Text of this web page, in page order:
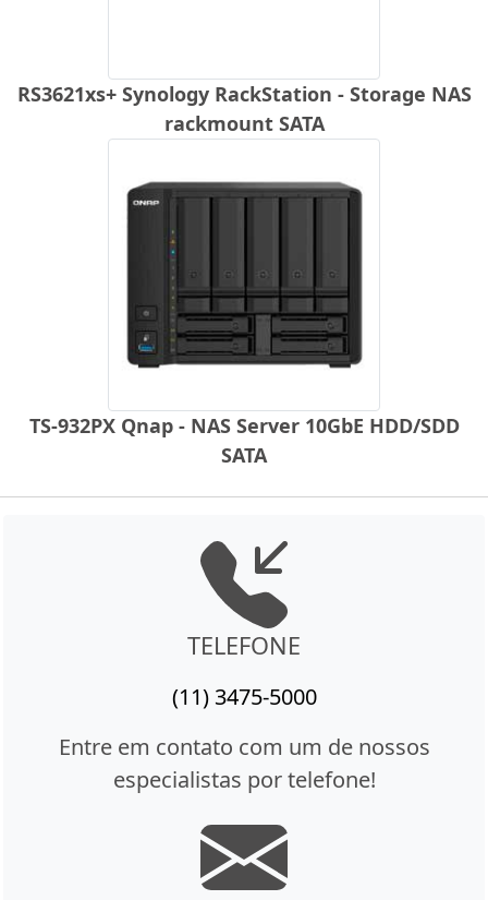
RS3621xs+ Synology RackStation - Storage NAS
rackmount SATA
TS-932PX Qnap - NAS Server 10GbE HDD/SDD
SATA
TELEFONE
(11) 3475-5000
Entre em contato com um de nossos
especialistas por telefone!